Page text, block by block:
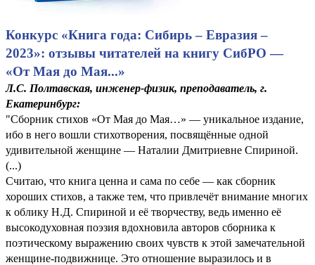
Конкурс «Книга года: Сибирь – Евразия –
2023»: отзывы читателей на книгу СибРО —
«От Мая до Мая...»
Л.С. Полтавская, инженер-физик, преподаватель, г.
Екатеринбург:
"Сборник стихов «От Мая до Мая…» — уникальное издание,
ибо в него вошли стихотворения, посвящённые одной
удивительной женщине — Наталии Дмитриевне Спириной.
(...)
Считаю, что книга ценна и сама по себе — как сборник
хороших стихов, а также тем, что привлечёт внимание многих
к облику Н.Д. Спириной и её творчеству, ведь именно её
высокодуховная поэзия вдохновила авторов сборника к
поэтическому выражению своих чувств к этой замечательной
женщине-подвижнице. Это отношение выразилось и в